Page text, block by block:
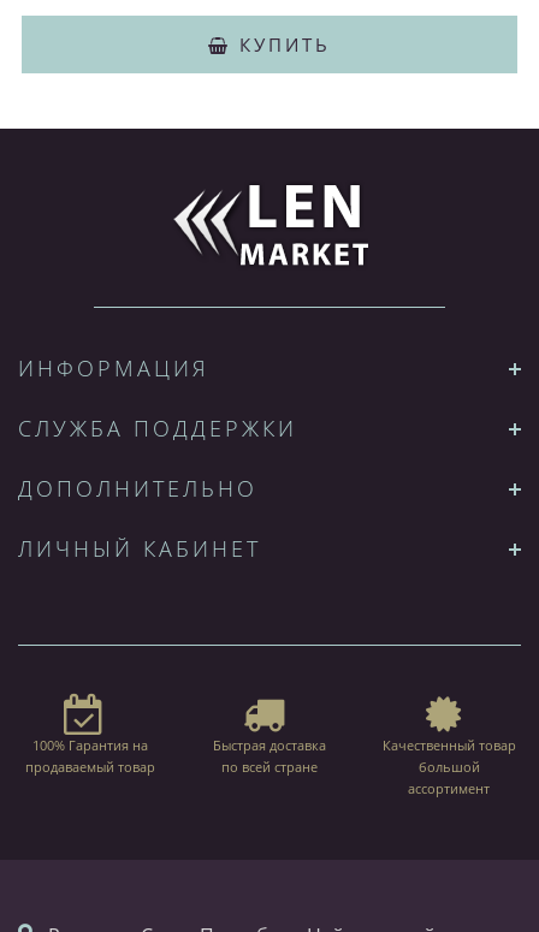
КУПИТЬ
ИНФОРМАЦИЯ
СЛУЖБА ПОДДЕРЖКИ
ДОПОЛНИТЕЛЬНО
ЛИЧНЫЙ КАБИНЕТ
100% Гарантия на
продаваемый товар
Быстрая доставка
по всей стране
Качественный товар
большой
ассортимент